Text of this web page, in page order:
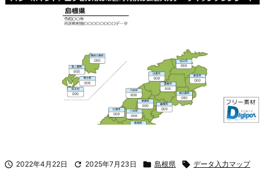
 2022年4月22日  2025年7月23日  島根県  データ入力マップ